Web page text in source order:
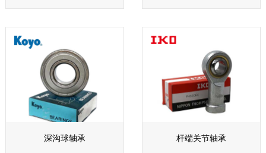
深沟球轴承 杆端关节轴承